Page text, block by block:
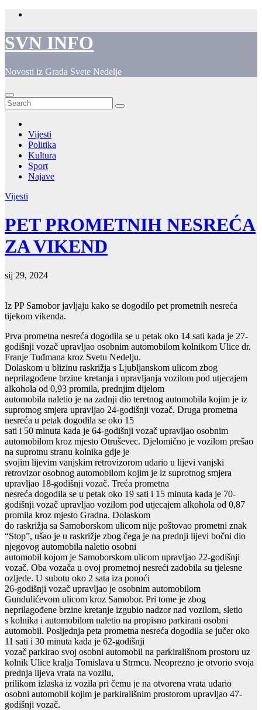
Skip
content
SVN INFO
Novosti iz Grada Svete Nedelje
Vijesti
Politika
Kultura
Sport
Najave
Vijesti
PET PROMETNIH NESREĆA
ZA VIKEND
sij 29, 2024
Iz PP Samobor javljaju kako se dogodilo pet prometnih nesreća
tijekom vikenda.
Prva prometna nesreća dogodila se u petak oko 14 sati kada je 27-
godišnji vozač upravljao osobnim automobilom kolnikom Ulice dr.
Franje Tuđmana kroz Svetu Nedelju.
Dolaskom u blizinu raskrižja s Ljubljanskom ulicom zbog
neprilagođene brzine kretanja i upravljanja vozilom pod utjecajem
alkohola od 0,93 promila, prednjim dijelom
automobila naletio je na zadnji dio teretnog automobila kojim je iz
suprotnog smjera upravljao 24-godišnji vozač. Druga prometna
nesreća u petak dogodila se oko 15
sati i 50 minuta kada je 64-godišnji vozač upravljao osobnim
automobilom kroz mjesto Otruševec. Djelomično je vozilom prešao
na suprotnu stranu kolnika gdje je
svojim lijevim vanjskim retrovizorom udario u lijevi vanjski
retrovizor osobnog automobilom kojim je iz suprotnog smjera
upravljao 18-godišnji vozač. Treća prometna
nesreća dogodila se u petak oko 19 sati i 15 minuta kada je 70-
godišnji vozač upravljao vozilom pod utjecajem alkohola od 0,87
promila kroz mjesto Gradna. Dolaskom
do raskrižja sa Samoborskom ulicom nije poštovao prometni znak
“Stop”, ušao je u raskrižje zbog čega je na prednji lijevi bočni dio
njegovog automobila naletio osobni
automobil kojom je Samoborskom ulicom upravljao 22-godišnji
vozač. Oba vozača u ovoj prometnoj nesreći zadobila su tjelesne
ozljede. U subotu oko 2 sata iza ponoći
26-godišnji vozač upravljao je osobnim automobilom
Gundulićevom ulicom kroz Samobor. Pri tome je zbog
neprilagođene brzine kretanje izgubio nadzor nad vozilom, sletio
s kolnika i automobilom naletio na propisno parkirani osobni
automobil. Posljednja peta prometna nesreća dogodila se jučer oko
11 sati i 30 minuta kada je 62-godišnji
vozač parkirao svoj osobni automobil na parkirališnom prostoru uz
kolnik Ulice kralja Tomislava u Strmcu. Neoprezno je otvorio svoja
prednja lijeva vrata na vozilu,
prilikom izlaska iz vozila pri čemu je na otvorena vrata udario
osobni automobil kojim je parkirališnim prostorom upravljao 47-
godišnji vozač.